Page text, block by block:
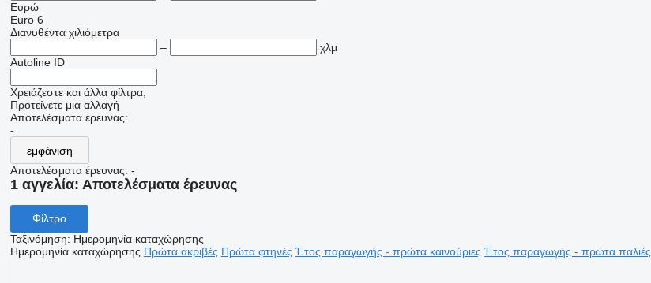
Ευρώ
Euro 6
Διανυθέντα χιλιόμετρα
–
χλμ
Autoline ID
Χρειάζεστε και άλλα φίλτρα;
Προτείνετε μια αλλαγή
Αποτελέσματα έρευνας:
-
εμφάνιση
Αποτελέσματα έρευνας: -
1 αγγελία: Αποτελέσματα έρευνας
Φίλτρο
Ταξινόμηση: Ημερομηνία καταχώρησης
Ημερομηνία καταχώρησης Πρώτα ακριβές Πρώτα φτηνές Έτος παραγωγής - πρώτα καινούριες Έτος παραγωγής - πρώτα παλιές